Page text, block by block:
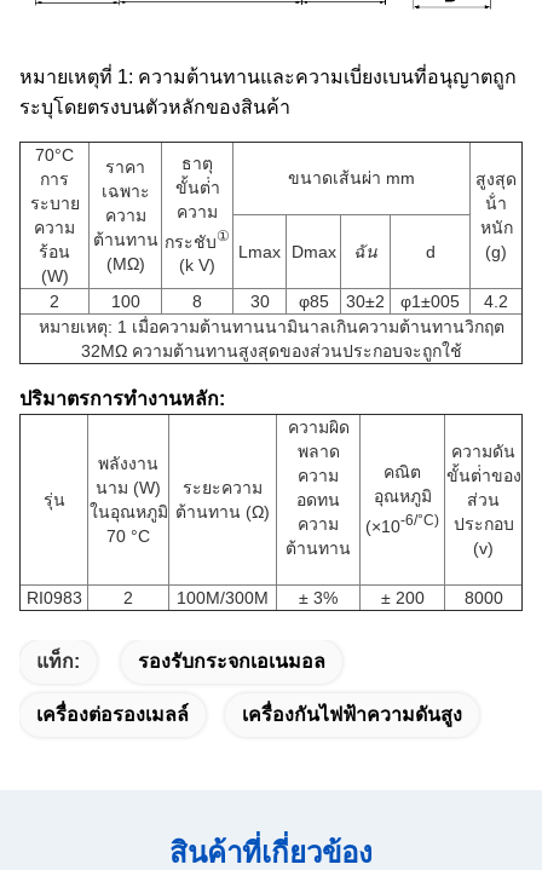
หมายเหตุที่ 1: ความต้านทานและความเบี่ยงเบนที่อนุญาตถูก
ระบุโดยตรงบนตัวหลักของสินค้า
70°C
การ
ระบาย
ความ
ร้อน
(W)
ราคา
เฉพาะ
ความ
ต้านทาน
(MΩ)
ธาตุ
ขั้นต่ํา
ความ
กระชับ①
(k V)
ขนาดเส้นผ่า mm
สูงสุด
น้ํา
หนัก
(g)
Lmax Dmax ฉัน d
2 100 8 30 φ85 30±2 φ1±005
4.2
หมายเหตุ: 1 เมื่อความต้านทานนามินาลเกินความต้านทานวิกฤต
32MΩ ความต้านทานสูงสุดของส่วนประกอบจะถูกใช้
ปริมาตรการทํางานหลัก:
รุ่น
พลังงาน
นาม (W)
ในอุณหภูมิ
70 °C
ระยะความ
ต้านทาน (Ω)
ความผิด
พลาด
ความ
อดทน
ความ
ต้านทาน
คณิต
อุณหภูมิ
(×10-6/°C)
ความดัน
ขั้นต่ําของ
ส่วน
ประกอบ
(v)
RI0983 2 100M/300M ± 3% ± 200 8000
แท็ก: รองรับกระจกเอเนมอล
เครื่องต่อรองเมลล์ เครื่องกันไฟฟ้าความดันสูง
สินค้าที่เกี่ยวข้อง